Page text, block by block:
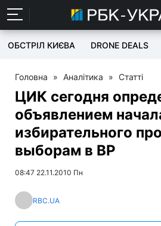
ОБСТРІЛ КИЄВА DRONE DEALS
Головна » Аналітика » Статті
ЦИК сегодня
объявлением
избирательного
выборам в ВР
08:47 22.11.2010 Пн
RBC.UA